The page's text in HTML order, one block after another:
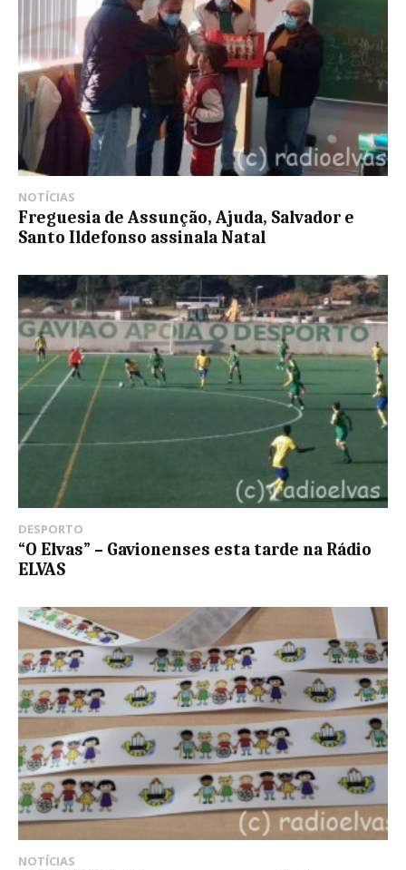
NOTÍCIAS
Freguesia de Assunção, Ajuda, Salvador e
Santo Ildefonso assinala Natal
DESPORTO
“O Elvas” – Gavionenses esta tarde na Rádio
ELVAS
NOTÍCIAS